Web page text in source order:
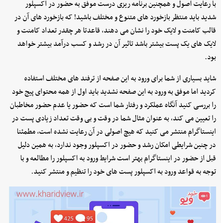
با رعایت اصول و همچنین برنامه ریزی درست موفق به حضور در اکسپلور
شدید باید منتظر بازخورد های متنوع و مختلف باشید! که بازخورد های آن در
قالب کامنت و لایک خود را نشان می دهند، قاعدتا هر چقدر تعداد کامنت و
لایک های یک پست بیشتر باشد تاثیر آن در رشد و کسب درآمد بیشتر خواهد
بود.
شاید بسیاری از شما برای ورود به این صفحه از ترفند های مختلف استفاده
کردید اما موفق به ورود به این صفحه نشدید باید اول از همه محتوای پیج خود
را بررسی کنید آنگاه عملکرد و رفتار شما است که حضور یا عدم حضور مخاطبان
را تعیین می کند، به عنوان مثال شما در وقت و بی وقت تعداد زیادی پست در
اینستاگرام منتشر می کنید که هیچ اصولی در آن رعایت نشده است، مطمئنا
در چنین شرایطی امکان رشد و حضور در اکسپلور وجود ندارد، به همین دلیل
قبل از حضور در اینستاگرام بهتر است شرایط ورود به اکسپلور را مطالعه و با
توجه به قواعد ورود به اکسپلور پست های خود را تنظیم و منتشر کنید.